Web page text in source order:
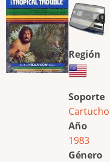
Región
Soporte
Cartucho
Año
1983
Género